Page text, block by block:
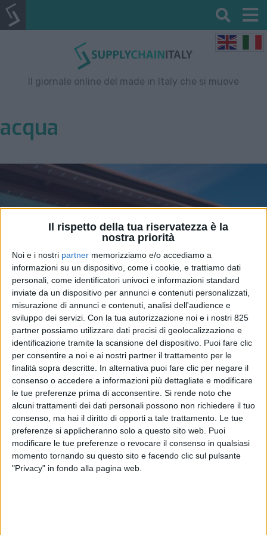
Il rispetto della tua riservatezza è la
nostra priorità
Noi e i nostri partner memorizziamo e/o accediamo a
informazioni su un dispositivo, come i cookie, e trattiamo dati
personali, come identificatori univoci e informazioni standard
inviate da un dispositivo per annunci e contenuti personalizzati,
misurazione di annunci e contenuti, analisi dell'audience e
sviluppo dei servizi. Con la tua autorizzazione noi e i nostri 825
partner possiamo utilizzare dati precisi di geolocalizzazione e
identificazione tramite la scansione del dispositivo. Puoi fare clic
per consentire a noi e ai nostri partner il trattamento per le
finalità sopra descritte. In alternativa puoi fare clic per negare il
consenso o accedere a informazioni più dettagliate e modificare
le tue preferenze prima di acconsentire. Si rende noto che
alcuni trattamenti dei dati personali possono non richiedere il tuo
consenso, ma hai il diritto di opporti a tale trattamento. Le tue
preferenze si applicheranno solo a questo sito web. Puoi
modificare le tue preferenze o revocare il consenso in qualsiasi
momento tornando su questo sito e facendo clic sul pulsante
"Privacy" in fondo alla pagina web.
Il giornale online del made in Italy che si muove
acqua
Acqua San Bernardo sale sul
treno fra Cuneo e Prato
TRASPORTI 26 LUGLIO 2024